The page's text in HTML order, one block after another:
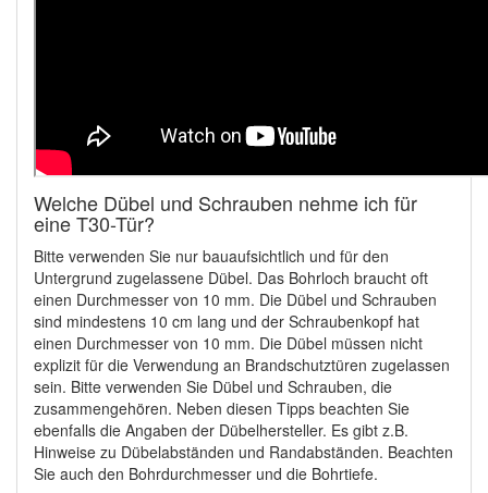
Welche Dübel und Schrauben nehme ich für
eine T30-Tür?
Bitte verwenden Sie nur bauaufsichtlich und für den
Untergrund zugelassene Dübel. Das Bohrloch braucht oft
einen Durchmesser von 10 mm. Die Dübel und Schrauben
sind mindestens 10 cm lang und der Schraubenkopf hat
einen Durchmesser von 10 mm. Die Dübel müssen nicht
explizit für die Verwendung an Brandschutztüren zugelassen
sein. Bitte verwenden Sie Dübel und Schrauben, die
zusammengehören. Neben diesen Tipps beachten Sie
ebenfalls die Angaben der Dübelhersteller. Es gibt z.B.
Hinweise zu Dübelabständen und Randabständen. Beachten
Sie auch den Bohrdurchmesser und die Bohrtiefe.